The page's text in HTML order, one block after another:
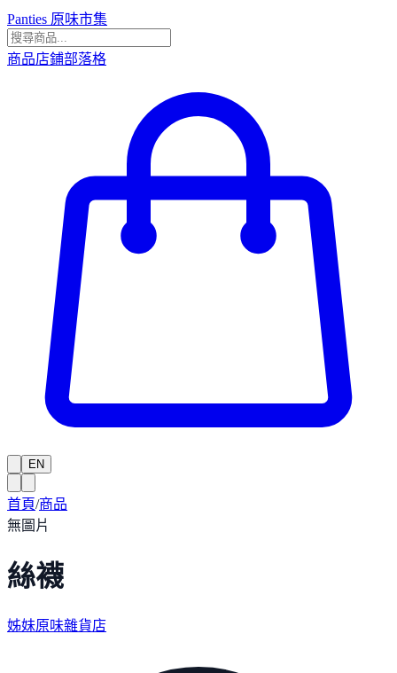
Panties 原味市集
商品店鋪部落格
EN
首頁/商品
無圖片
絲襪
姊妹原味雜貨店